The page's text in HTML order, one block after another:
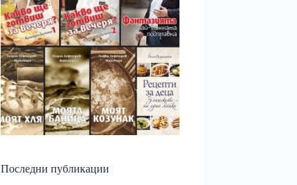
Последни публикации